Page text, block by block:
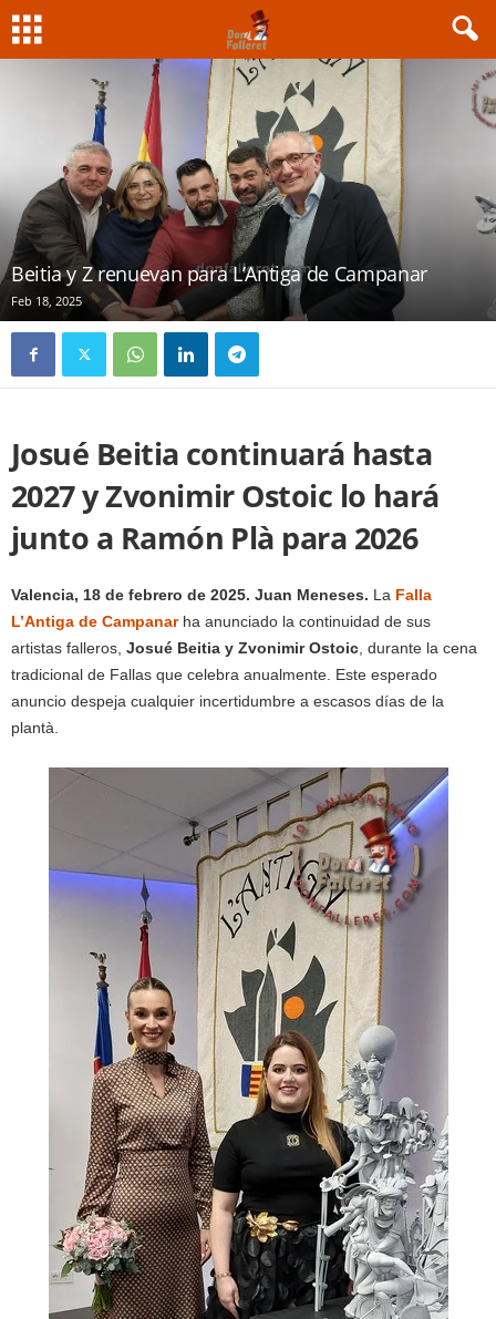
Beitia y Z renuevan para L’Antiga de Campanar
Feb 18, 2025
Josué Beitia continuará hasta
2027 y Zvonimir Ostoic lo hará
junto a Ramón Plà para 2026
Valencia, 18 de febrero de 2025. Juan Meneses. La Falla
L’Antiga de Campanarha anunciado la continuidad de sus
artistas falleros, Josué Beitia y Zvonimir Ostoic, durante la cena
tradicional de Fallas que celebra anualmente. Este esperado
anuncio despeja cualquier incertidumbre a escasos días de la
plantà.